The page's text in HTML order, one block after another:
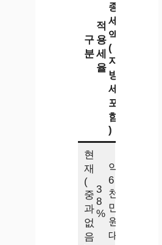
구
분
적
용
세
율
종
세
액
(
지
방
세
포
함
)
현
재
(
중
과
없
음
3
8
%
약
6
천
만
원
대